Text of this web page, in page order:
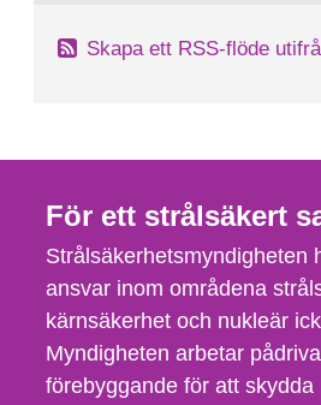
Skapa ett RSS-flöde
För ett strålsäkert
Strålsäkerhetsmyndigheten
ansvar inom områdena
kärnsäkerhet och nukleär
Myndigheten arbetar
förebyggande för att skydda